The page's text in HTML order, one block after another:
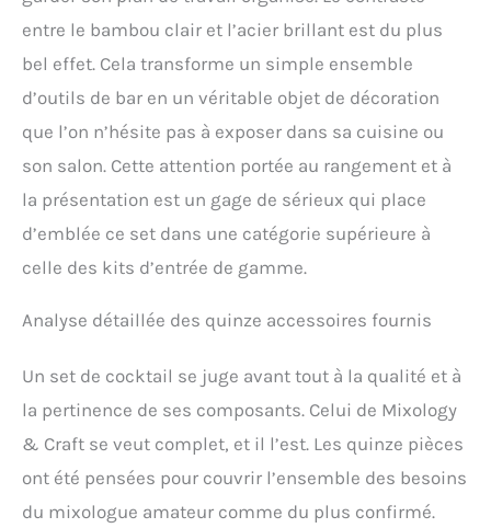
détails comme celle-ci
élève l'ensemble en une
véritable expérience de
cocktail haut de gamme.
Construction en acier
inoxydable de qualité
supérieure : fabriqué en
acier inoxydable de haute
qualité, cet ensemble à
cocktail combine
durabilité et style élégant
et professionnel.
conçu pour durer,
barman reste comme neuf
pendant des années de
créations de cocktails.
Pour protéger au mieux la
belle finition, nous vous
à la main. Cadeau parfait
entre le bambou clair et l’acier brillant est du plus
bel effet. Cela transforme un simple ensemble
d’outils de bar en un véritable objet de décoration
que l’on n’hésite pas à exposer dans sa cuisine ou
son salon. Cette attention portée au rangement et à
la présentation est un gage de sérieux qui place
d’emblée ce set dans une catégorie supérieure à
celle des kits d’entrée de gamme.
Analyse détaillée des quinze accessoires fournis
Un set de cocktail se juge avant tout à la qualité et à
la pertinence de ses composants. Celui de Mixology
& Craft se veut complet, et il l’est. Les quinze pièces
ont été pensées pour couvrir l’ensemble des besoins
du mixologue amateur comme du plus confirmé.